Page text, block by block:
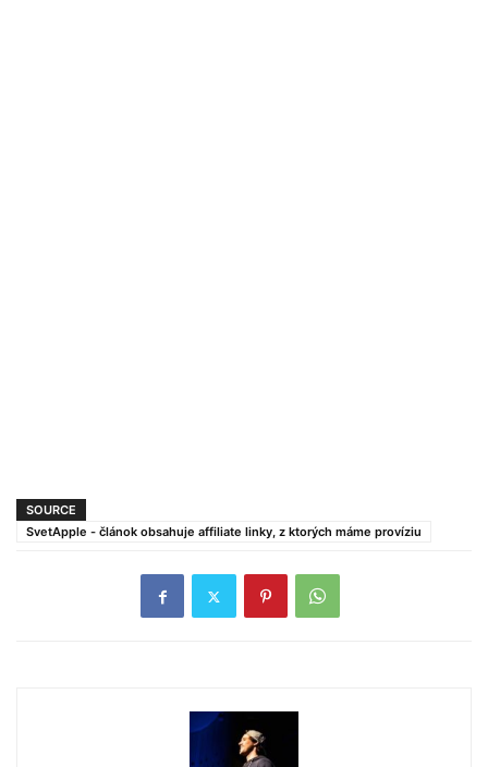
SOURCE
SvetApple - článok obsahuje affiliate linky, z ktorých máme províziu